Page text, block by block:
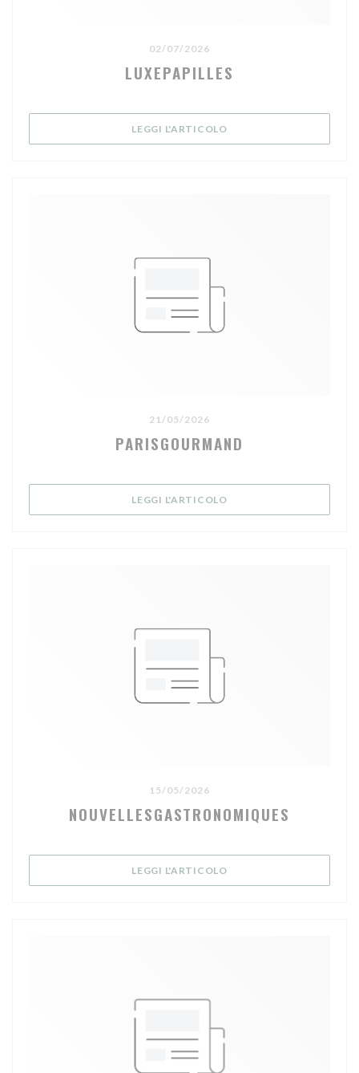
02/07/2026
LUXEPAPILLES
LEGGI L'ARTICOLO((APRE UNA NUOVA
21/05/2026
PARISGOURMAND
LEGGI L'ARTICOLO((APRE UNA NUOVA
15/05/2026
NOUVELLESGASTRONOMIQUES
LEGGI L'ARTICOLO((APRE UNA NUOVA